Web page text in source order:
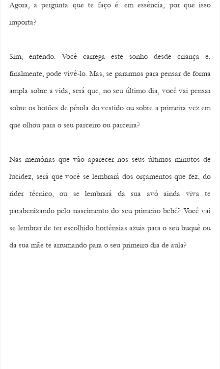
Agora, a pergunta que te faço é: em essência, por que isso
importa?
Sim, entendo. Você carrega este sonho desde criança e,
finalmente, pode vivê-lo. Mas, se pararmos para pensar de forma
ampla sobre a vida, será que, no seu último dia, você vai pensar
sobre os botões de pérola do vestido ou sobre a primeira vez em
que olhou para o seu parceiro ou parceira?
Nas memórias que vão aparecer nos seus últimos minutos de
lucidez, será que você se lembrará dos orçamentos que fez, do
rider técnico, ou se lembrará da sua avó ainda viva te
parabenizando pelo nascimento do seu primeiro bebê? Você vai
se lembrar de ter escolhido hortênsias azuis para o seu buquê ou
da sua mãe te arrumando para o seu primeiro dia de aula?